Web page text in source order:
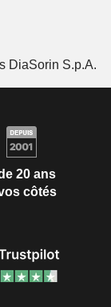
DiaSorin S.p.A.
20 ans
côtés